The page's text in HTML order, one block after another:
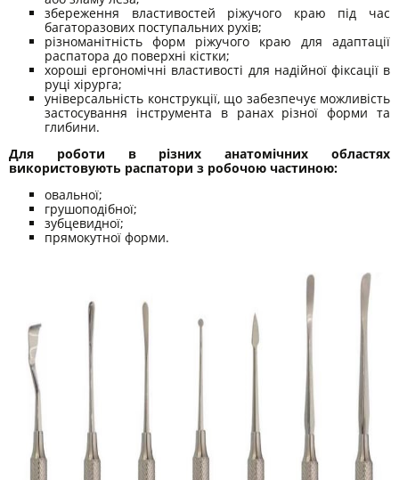
збереження властивостей ріжучого краю під час
багаторазових поступальних рухів;
різноманітність форм ріжучого краю для адаптації
распатора до поверхні кістки;
хороші ергономічні властивості для надійної фіксації в
руці хірурга;
універсальність конструкції, що забезпечує можливість
застосування інструмента в ранах різної форми та
глибини.
Для роботи в різних анатомічних областях
використовують распатори з робочою частиною:
овальної;
грушоподібної;
зубцевидної;
прямокутної форми.